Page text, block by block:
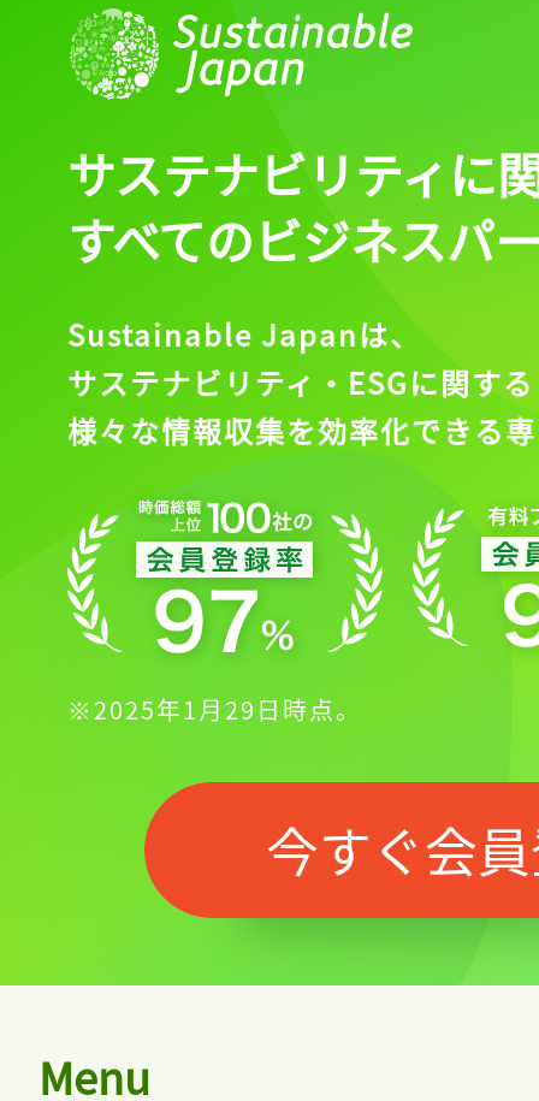
サステナビリティに
すべてのビジネスパ
Sustainable Japanは、
サステナビリティ・ESGに関する
様々な情報収集を効率化できる
※2025年1月29日時点。
今すぐ会
Menu